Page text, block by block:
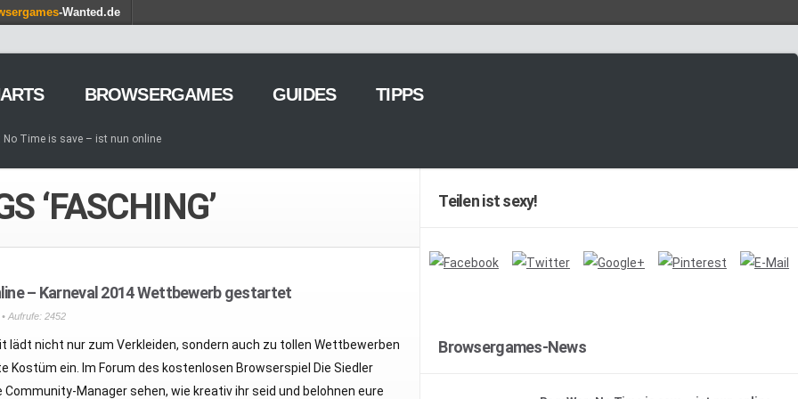
-Wanted.de
BROWSERGAMES GUIDES TIPPS
No Time is save – ist nun online
– Gewaltfreie Wirtschaftssimulation auf dem roten
of Empires – Winter-Event 2015 und Frosty
– Holt euch die Gärtnerei für eure Schlemmerfarm
‘FASCHING’
– Karneval 2014 Wettbewerb gestartet
• Aufrufe: 2452
lädt nicht nur zum Verkleiden, sondern auch zu tollen Wettbewerben
Kostüm ein. Im Forum des kostenlosen Browserspiel Die Siedler
Community-Manager sehen, wie kreativ ihr seid und belohnen eure
Teilen ist sexy!
Browsergames-News